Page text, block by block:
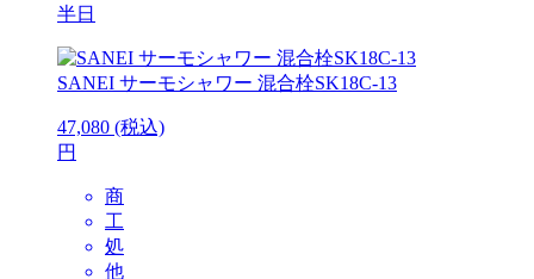
半日
SANEI サーモシャワー 混合栓SK18C-13
47,080 (税込)
円
商
工
処
他